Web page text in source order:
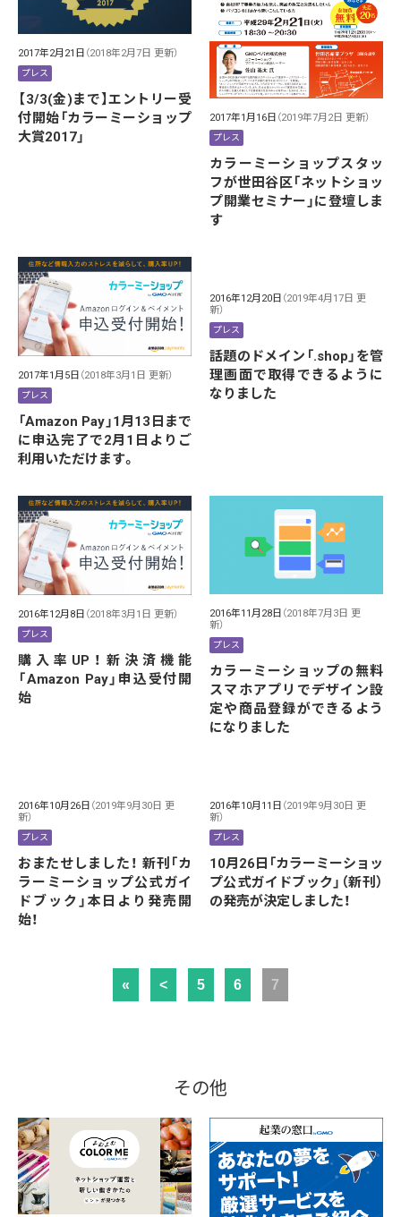
2017年2月21日 （2018年2月7日 更新）
プレス
【3/3(金)まで】エントリー受
付開始「カラーミーショップ
大賞2017」
2017年1月16日 （2019年7月2日 更新）
プレス
カラーミーショップスタッ
フが世田谷区「ネットショッ
プ開業セミナー」に登壇しま
す
2017年1月5日 （2018年3月1日 更新）
プレス
「Amazon Pay」1月13日まで
に申込完了で2月1日よりご
利用いただけます。
2016年12月20日 （2019年4月17日 更
新）
プレス
話題のドメイン「.shop」を管
理画面で取得できるように
なりました
2016年12月8日 （2018年3月1日 更新）
プレス
購入率UP！新決済機能
「Amazon Pay」申込受付開
始
2016年11月28日 （2018年7月3日 更
新）
プレス
カラーミーショップの無料
スマホアプリでデザイン設
定や商品登録ができるよう
になりました
2016年10月26日 （2019年9月30日 更
新）
プレス
おまたせしました！ 新刊「カ
ラーミーショップ公式ガイ
ドブック」本日より発売開
始！
2016年10月11日 （2019年9月30日 更
新）
プレス
10月26日「カラーミーショッ
プ公式ガイドブック」（新刊）
の発売が決定しました！
« < 5 6 7
その他